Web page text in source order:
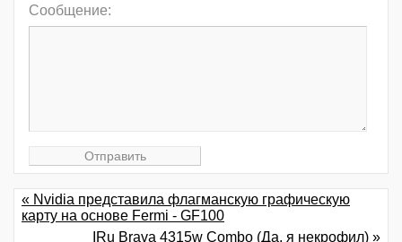
Сообщение:
« Nvidia представила флагманскую графическую
карту на основе Fermi - GF100
IRu Brava 4315w Combo (Да, я некрофил) »